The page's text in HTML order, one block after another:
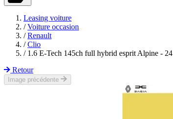
Leasing voiture
/ Voiture occasion
/ Renault
/ Clio
/ 1.6 E-Tech 145ch full hybrid esprit Alpine - 24
Retour
Image précédente